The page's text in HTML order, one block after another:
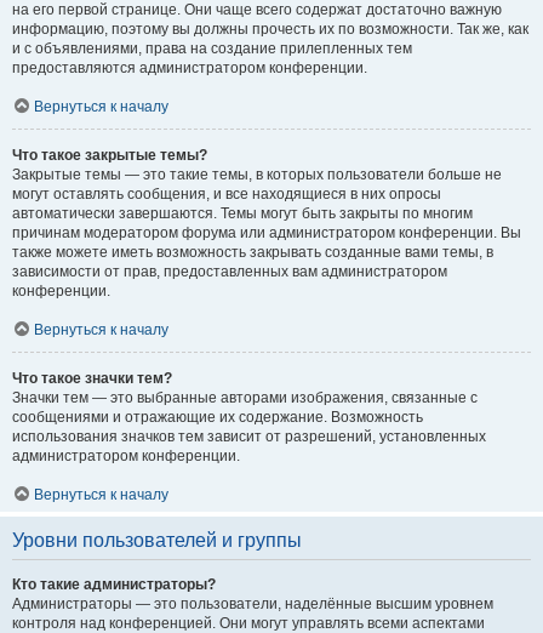
на его первой странице. Они чаще всего содержат достаточно важную
информацию, поэтому вы должны прочесть их по возможности. Так же, как
и с объявлениями, права на создание прилепленных тем
предоставляются администратором конференции.
Вернуться к началу
Что такое закрытые темы?
Закрытые темы — это такие темы, в которых пользователи больше не
могут оставлять сообщения, и все находящиеся в них опросы
автоматически завершаются. Темы могут быть закрыты по многим
причинам модератором форума или администратором конференции. Вы
также можете иметь возможность закрывать созданные вами темы, в
зависимости от прав, предоставленных вам администратором
конференции.
Вернуться к началу
Что такое значки тем?
Значки тем — это выбранные авторами изображения, связанные с
сообщениями и отражающие их содержание. Возможность
использования значков тем зависит от разрешений, установленных
администратором конференции.
Вернуться к началу
Уровни пользователей и группы
Кто такие администраторы?
Администраторы — это пользователи, наделённые высшим уровнем
контроля над конференцией. Они могут управлять всеми аспектами